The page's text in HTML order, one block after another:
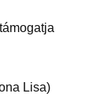
Lisa)